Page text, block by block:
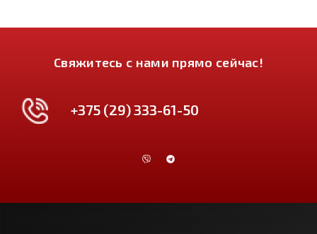
Свяжитесь с нами прямо сейчас!
+375 (29) 333-61-50